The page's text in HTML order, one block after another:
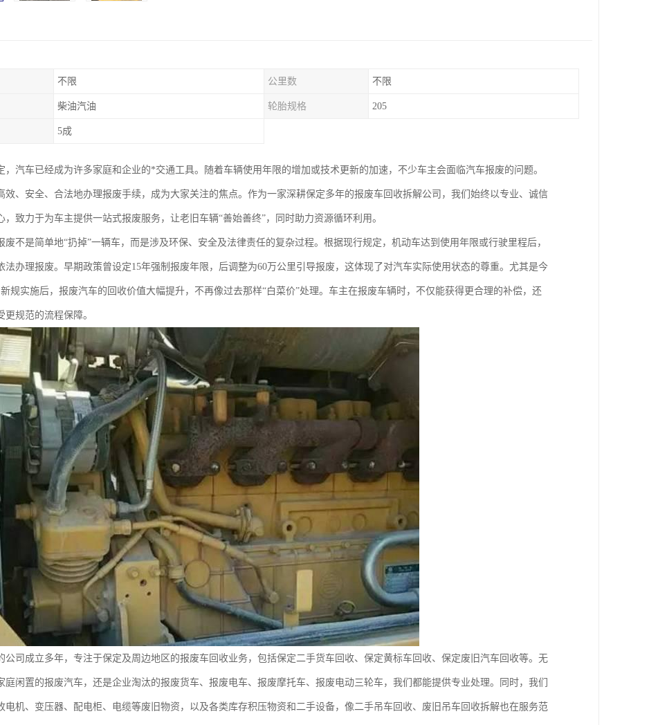
不限 公里数 不限
柴油汽油 轮胎规格 205
5成
，汽车已经成为许多家庭和企业的*交通工具。随着车辆使用年限的增加或技术更新的加速，不少车主会面临汽车报废的问题。
效、安全、合法地办理报废手续，成为大家关注的焦点。作为一家深耕保定多年的报废车回收拆解公司，我们始终以专业、诚信
，致力于为车主提供一站式报废服务，让老旧车辆“善始善终”，同时助力资源循环利用。
废不是简单地“扔掉”一辆车，而是涉及环保、安全及法律责任的复杂过程。根据现行规定，机动车达到使用年限或行驶里程后，
法办理报废。早期政策曾设定15年强制报废年限，后调整为60万公里引导报废，这体现了对汽车实际使用状态的尊重。尤其是今
规实施后，报废汽车的回收价值大幅提升，不再像过去那样“白菜价”处理。车主在报废车辆时，不仅能获得更合理的补偿，还
更规范的流程保障。
公司成立多年，专注于保定及周边地区的报废车回收业务，包括保定二手货车回收、保定黄标车回收、保定废旧汽车回收等。无
庭闲置的报废汽车，还是企业淘汰的报废货车、报废电车、报废摩托车、报废电动三轮车，我们都能提供专业处理。同时，我们
电机、变压器、配电柜、电缆等废旧物资，以及各类库存积压物资和二手设备，像二手吊车回收、废旧吊车回收拆解也在服务范